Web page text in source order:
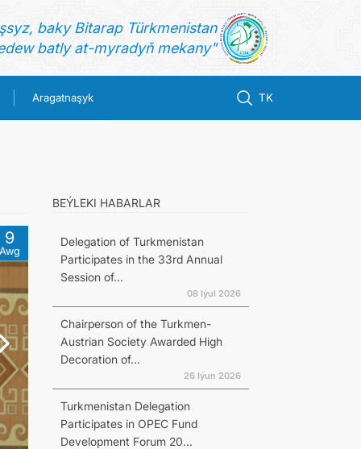
baky Bitarap Türkmenistan
batly at-myradyň mekany"
Aragatnaşyk TK
9
BEÝLEKI HABARLAR
Delegation of Turkmenistan
Participates in the 33rd Annual
Session of...
08 Iýul 2026
Chairperson of the Turkmen-
Austrian Society Awarded High
Decoration of...
26 Iýun 2026
Turkmenistan Delegation
Participates in OPEC Fund
Development Forum 20...